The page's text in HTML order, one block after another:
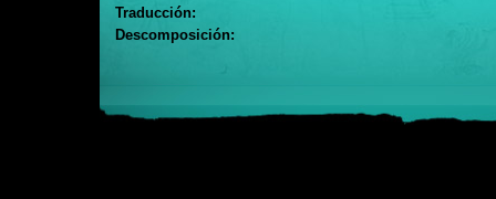
Traducción:
Descomposición: